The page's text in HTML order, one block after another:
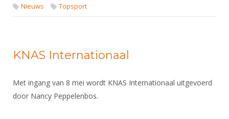
Nieuws Topsport
KNAS Internationaal
Met ingang van 8 mei wordt KNAS Internationaal uitgevoerd
door Nancy Peppelenbos.